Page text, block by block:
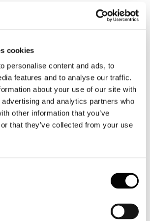
cookies
personalise content and ads, to
features and to analyse our traffic.
about your use of our site with
and analytics partners who
other information that you’ve
that they’ve collected from your use
Nautica
sarà presente alla 48° edizione del
delle maggiori esposizioni nautiche del
diporto che parteciperanno in qualità di
gli operatori italiani che visiteranno la
in Germania. La promozione sul mercato
Salone Nautico Internazionale di Genova, in
26 settembre prossimi,rappresenta
per l'associazione di categoria.
al 1° gennaio 2021 l’abolizione del regime
della tassa di entrata di 50 dollari.